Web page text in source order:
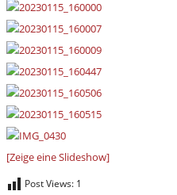
[Zeige eine Slideshow]
Post Views: 1